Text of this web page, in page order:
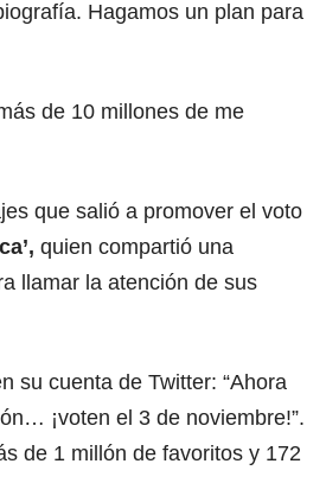
Hagamos un plan para
de 10 millones de me
que salió a promover el voto
quien compartió una
llamar la atención de sus
su cuenta de Twitter: “Ahora
¡voten el 3 de noviembre!”.
de 1 millón de favoritos y 172